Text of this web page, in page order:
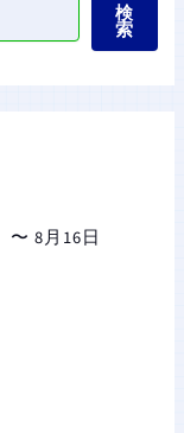
検
索
〜 8月16日